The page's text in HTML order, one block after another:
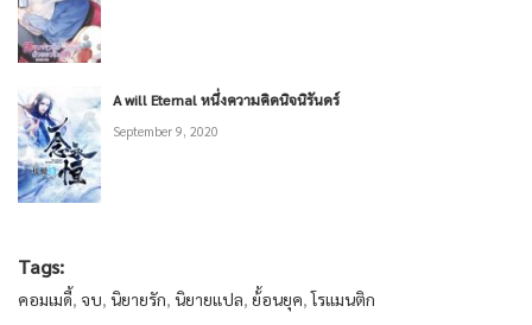
A will Eternal หนึ่งความคิดนิจนิรันดร์
September 9, 2020
Tags:
คอมเมดี้, จบ, นิยายรัก, นิยายแปล, ย้้อนยุค,โรแมนติก